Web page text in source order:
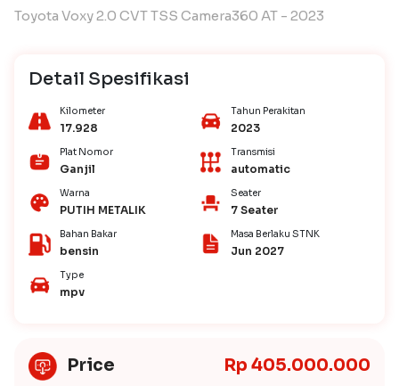
Toyota Voxy 2.0 CVT TSS Camera360 AT - 2023
Detail Spesifikasi
Kilometer
17.928
Tahun Perakitan
2023
Plat Nomor
Ganjil
Transmisi
automatic
Warna
PUTIH METALIK
Seater
7 Seater
Bahan Bakar
bensin
Masa Berlaku STNK
Jun 2027
Type
mpv
Price Rp 405.000.000